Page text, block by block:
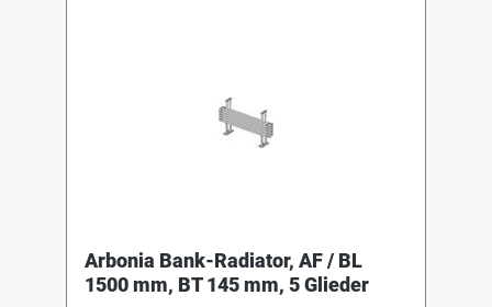
Arbonia Bank-Radiator, AF / BL
1500 mm, BT 145 mm, 5 Glieder